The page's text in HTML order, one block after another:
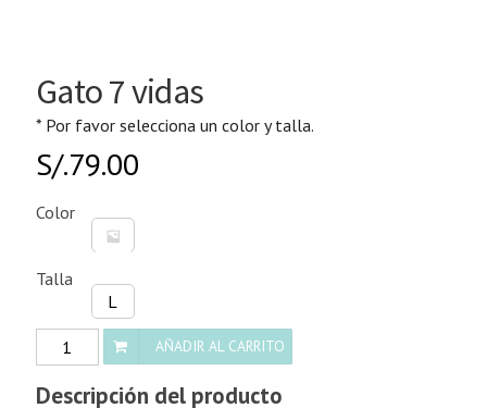
Gato 7 vidas
* Por favor selecciona un color y talla.
S/.79.00
Color
Talla
L
Gato
7
cantidad
AÑADIR AL CARRITO
Descripción del producto